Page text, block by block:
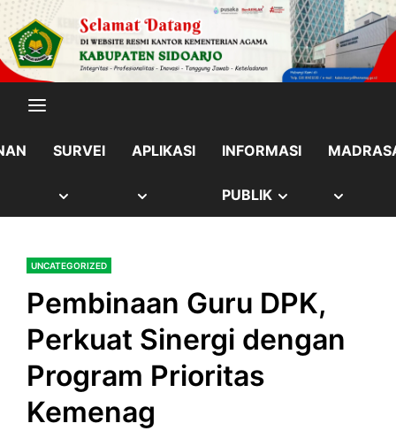
content
Skip
to
content
SURVEI APLIKASI INFORMASI
PUBLIK SHOW
UNCATEGORIZED
Pembinaan Guru DPK,
Perkuat Sinergi dengan
Program Prioritas
Kemenag